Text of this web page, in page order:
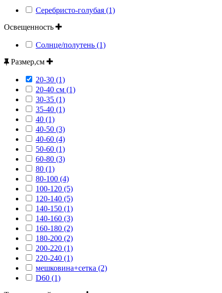
Серебристо-голубая (1)
Освещенность
Солнце/полутень (1)
Размер,см
20-30 (1)
20-40 см (1)
30-35 (1)
35-40 (1)
40 (1)
40-50 (3)
40-60 (4)
50-60 (1)
60-80 (3)
80 (1)
80-100 (4)
100-120 (5)
120-140 (5)
140-150 (1)
140-160 (3)
160-180 (2)
180-200 (2)
200-220 (1)
220-240 (1)
мешковина+сетка (2)
D60 (1)